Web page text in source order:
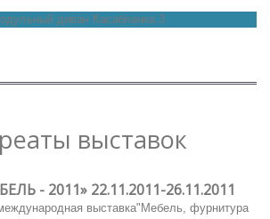
Констанция
выставок
- 2011» 22.11.2011-26.11.2011
выставка"Мебель, фурнитура